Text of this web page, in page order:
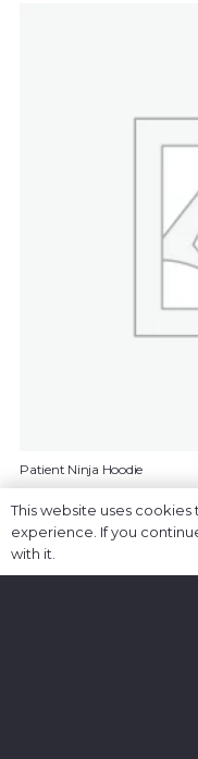
Patient Ninja Hoodie
ADD TO CART
This website uses
experience. If you
with it.